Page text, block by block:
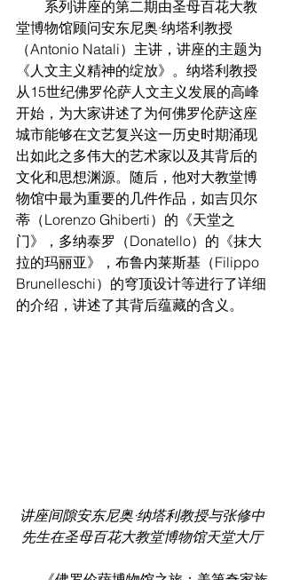
堂博物馆顾问安东尼奥·纳塔利教授
（Antonio Natali）主讲，讲座的主题为
《人文主义精神的绽放》。纳塔利教授
从15世纪佛罗伦萨人文主义发展的高峰
开始，为大家讲述了为何佛罗伦萨这座
城市能够在文艺复兴这一历史时期涌现
出如此之多伟大的艺术家以及其背后的
文化和思想渊源。随后，他对大教堂博
物馆中最为重要的几件作品，如吉贝尔
蒂（Lorenzo Ghiberti）的《天堂之
门》，多纳泰罗（Donatello）的《抹大
拉的玛丽亚》，布鲁内莱斯基（Filippo
Brunelleschi）的穹顶设计等进行了详细
的介绍，讲述了其背后蕴藏的含义。
讲座间隙安东尼奥·纳塔利教授与张修中
先生在圣母百花大教堂博物馆天堂大厅